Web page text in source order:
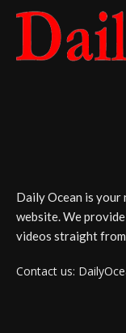
Daily Ocean is your
website. We
videos straight
Contact us: